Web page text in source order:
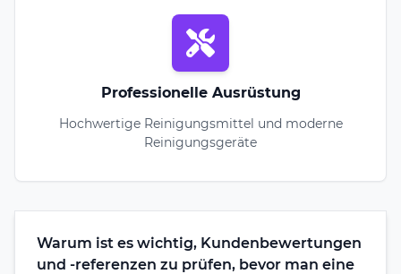
Professionelle Ausrüstung
Hochwertige Reinigungsmittel und moderne
Reinigungsgeräte
Warum ist es wichtig, Kundenbewertungen
und -referenzen zu prüfen, bevor man eine